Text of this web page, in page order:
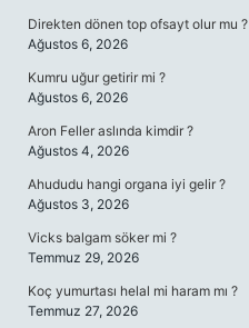
Direkten dönen top ofsayt olur mu ?
Ağustos 6, 2026
Kumru uğur getirir mi ?
Ağustos 6, 2026
Aron Feller aslında kimdir ?
Ağustos 4, 2026
Ahududu hangi organa iyi gelir ?
Ağustos 3, 2026
Vicks balgam söker mi ?
Temmuz 29, 2026
Koç yumurtası helal mi haram mı ?
Temmuz 27, 2026